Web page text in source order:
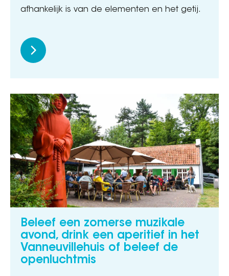
afhankelijk is van de elementen en het getij.
Beleef een zomerse muzikale
avond, drink een aperitief in het
Vanneuvillehuis of beleef de
openluchtmis